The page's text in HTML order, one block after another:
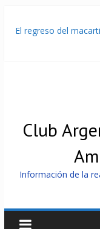
El regreso del
Milei firmó
China presenta
La Habana avanza
Más de 7 000
Club
Información de la